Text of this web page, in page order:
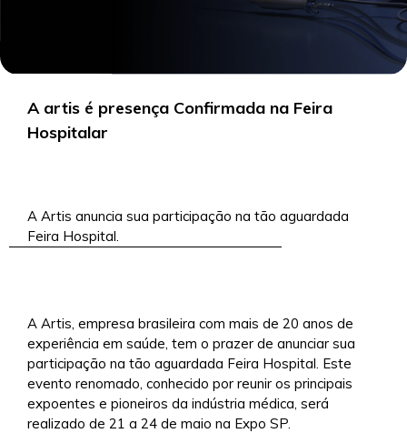
A artis é presença Confirmada na Feira
Hospitalar
A Artis anuncia sua participação na tão aguardada
Feira Hospital.
A Artis, empresa brasileira com mais de 20 anos de
experiência em saúde, tem o prazer de anunciar sua
participação na tão aguardada Feira Hospital. Este
evento renomado, conhecido por reunir os principais
expoentes e pioneiros da indústria médica, será
realizado de 21 a 24 de maio na Expo SP.